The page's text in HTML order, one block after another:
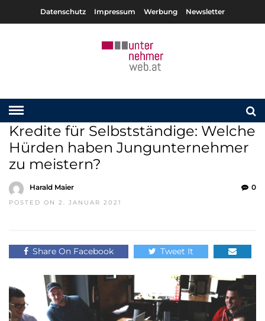
Datenschutz Impressum Werbung Newsletter
Kredite für Selbstständige: Welche
Hürden haben Jungunternehmer
zu meistern?
Harald Maier
POSTED ON 2. JANUAR 2021
0
Share On Facebook Tweet It